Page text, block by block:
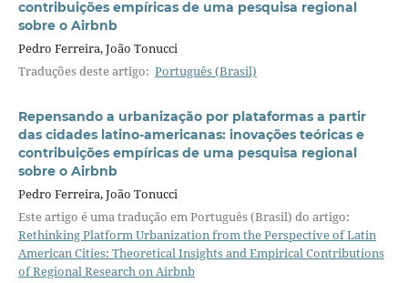
contribuições empíricas de uma pesquisa regional
sobre o Airbnb
Pedro Ferreira, João Tonucci
Traduções deste artigo: Português (Brasil)
Repensando a urbanização por plataformas a partir
das cidades latino-americanas: inovações teóricas e
contribuições empíricas de uma pesquisa regional
sobre o Airbnb
Pedro Ferreira, João Tonucci
Este artigo é uma tradução em Português (Brasil) do artigo:
Rethinking Platform Urbanization from the Perspective of Latin
American Cities: Theoretical Insights and Empirical Contributions
of Regional Research on Airbnb